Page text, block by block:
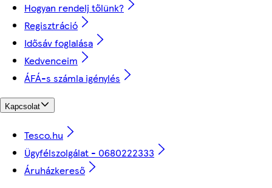
Hogyan rendelj tőlünk?
Regisztráció
Idősáv foglalása
Kedvenceim
ÁFÁ-s számla igénylés
Kapcsolat
Tesco.hu
Ügyfélszolgálat - 0680222333
Áruházkereső